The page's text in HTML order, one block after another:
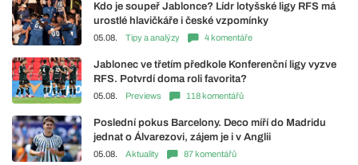
Kdo je soupeř Jablonce? Lídr lotyšské ligy RFS má
urostlé hlavičkáře i české vzpomínky
05.08. Tipy a analýzy 4 komentáře
Jablonec ve třetím předkole Konferenční ligy vyzve
RFS. Potvrdí doma roli favorita?
05.08. Previews 118 komentářů
Poslední pokus Barcelony. Deco míří do Madridu
jednat o Álvarezovi, zájem je i v Anglii
05.08. Aktuality 87 komentářů